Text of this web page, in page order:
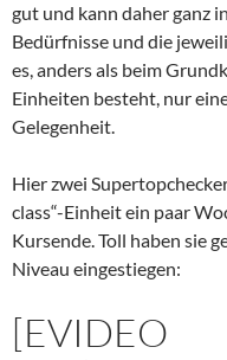
gut und kann daher ganz
Bedürfnisse und die
es, anders als beim
Einheiten besteht, nur
Gelegenheit.
Hier zwei
class“-Einheit ein paar
Kursende. Toll haben sie
Niveau eingestiegen:
[EVIDEO